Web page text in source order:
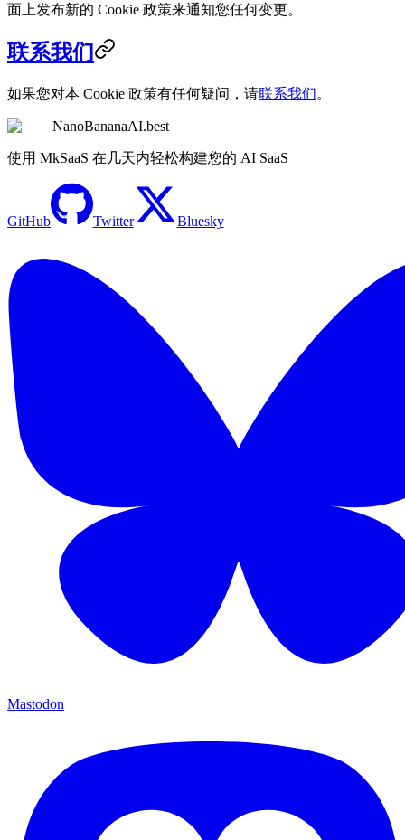
面上发布新的 Cookie 政策来通知您任何变更。
联系我们
如果您对本 Cookie 政策有任何疑问，请联系我们。
NanoBananaAI.best
使用 MkSaaS 在几天内轻松构建您的 AI SaaS
GitHub Twitter Bluesky
Mastodon